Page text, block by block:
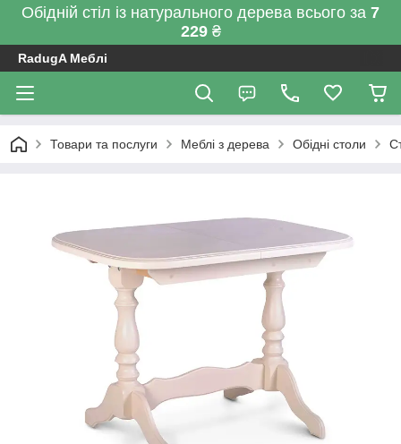
Обідній стіл із натурального дерева всього за 7
229₴
RadugA Меблі
Товари та послуги Меблі з дерева Обідні столи